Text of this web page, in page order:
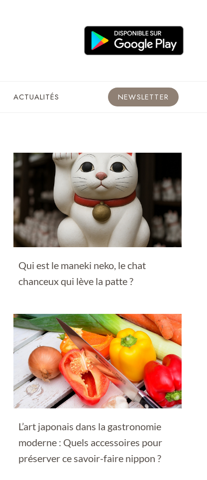
ACTUALITÉS NEWSLETTER
Qui est le maneki neko, le chat
chanceux qui lève la patte ?
L’art japonais dans la gastronomie
moderne : Quels accessoires pour
préserver ce savoir-faire nippon ?